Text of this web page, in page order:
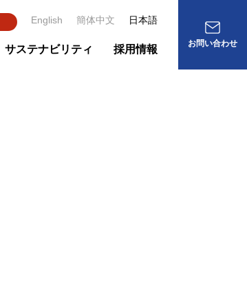
日本語
簡体中文
English
サステナビリティ 採用情報 お問い合わせ